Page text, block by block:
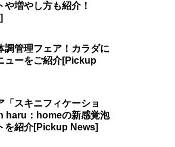
や増やし方も紹介！
調管理フェア！カラダに
ューをご紹介
「スキニフィケーショ
haru：homeの新感覚泡
を紹介